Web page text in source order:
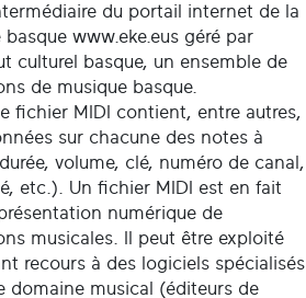
du portail internet de la
basque www.eke.eus géré par
culturel basque, un ensemble de
de musique basque.
fichier MIDI contient, entre autres,
sur chacune des notes à
volume, clé, numéro de canal,
etc.). Un fichier MIDI est en fait
numérique de
musicales. Il peut être exploité
recours à des logiciels spécialisés
domaine musical (éditeurs de